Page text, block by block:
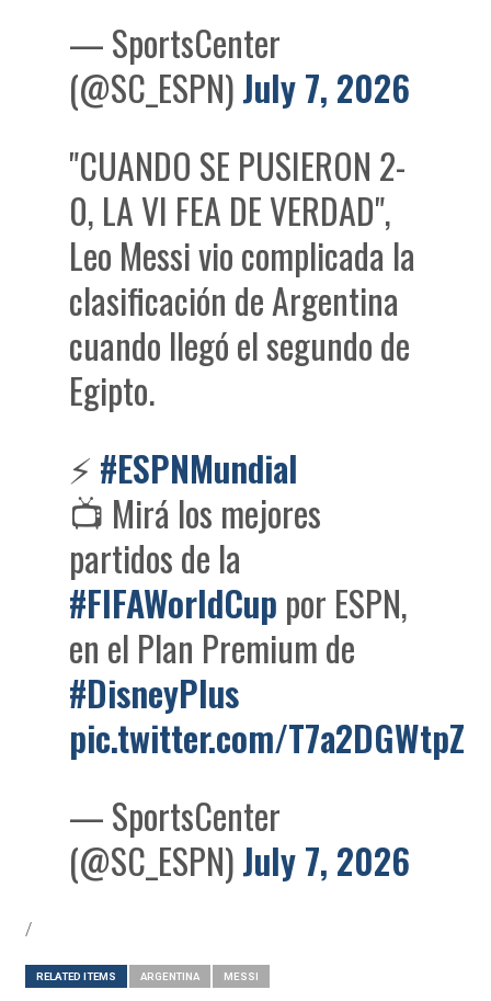
— SportsCenter
(@SC_ESPN)July 7, 2026
"CUANDO SE PUSIERON 2-
0, LA VI FEA DE VERDAD",
Leo Messi vio complicada la
clasificación de Argentina
cuando llegó el segundo de
Egipto.
⚡ #ESPNMundial
📺 Mirá los mejores
partidos de la
#FIFAWorldCup por ESPN,
en el Plan Premium de
#DisneyPlus
pic.twitter.com/T7a2DGWtpZ
— SportsCenter
(@SC_ESPN)July 7, 2026
/
RELATED ITEMS ARGENTINA MESSI